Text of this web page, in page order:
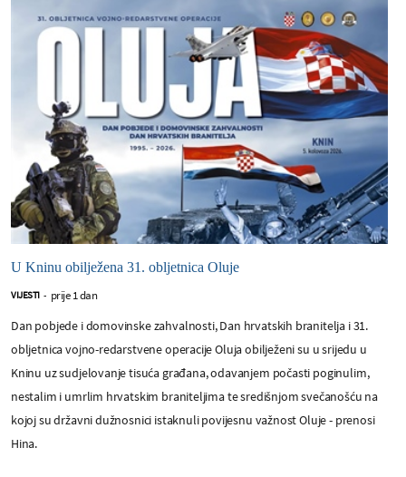
U Kninu obilježena 31. obljetnica Oluje
VIJESTI - prije 1 dan
Dan pobjede i domovinske zahvalnosti, Dan hrvatskih branitelja i 31.
obljetnica vojno-redarstvene operacije Oluja obilježeni su u srijedu u
Kninu uz sudjelovanje tisuća građana, odavanjem počasti poginulim,
nestalim i umrlim hrvatskim braniteljima te središnjom svečanošću na
kojoj su državni dužnosnici istaknuli povijesnu važnost Oluje - prenosi
Hina.